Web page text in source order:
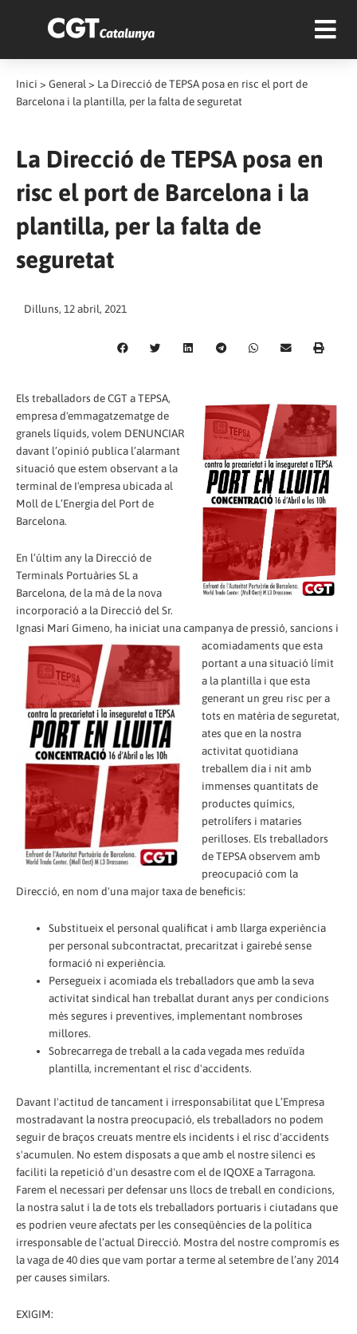
Inici > General > La Direcció de TEPSA posa en risc el port de
Barcelona i la plantilla, per la falta de seguretat
La Direcció de TEPSA posa en
risc el port de Barcelona i la
plantilla, per la falta de
seguretat
Dilluns, 12 abril, 2021
Els treballadors de CGT a TEPSA,
empresa d'emmagatzematge de
granels líquids, volem DENUNCIAR
davant l’opinió publica l’alarmant
situació que estem observant a la
terminal de I'empresa ubicada al
Moll de L’Energia del Port de
Barcelona.
En l’últim any la Direcció de
Terminals Portuàries SL a
Barcelona, de la mà de la nova
incorporació a la Direcció del Sr.
Ignasi Marí Gimeno, ha iniciat una campanya de pressió, sancions i
acomiadaments que esta
portant a una situació límit
a la plantilla i que esta
generant un greu risc per a
tots en matèria de seguretat,
ates que en la nostra
activitat quotidiana
treballem dia i nit amb
immenses quantitats de
productes químics,
petrolífers i mataries
perilloses. Els treballadors
de TEPSA observem amb
preocupació com la
Direcció, en nom d'una major taxa de beneficis:
Substitueix el personal qualificat i amb llarga experiència
per personal subcontractat, precaritzat i gairebé sense
formació ni experiència.
Persegueix i acomiada els treballadors que amb la seva
activitat sindical han treballat durant anys per condicions
més segures i preventives, implementant nombroses
millores.
Sobrecarrega de treball a la cada vegada mes reduïda
plantilla, incrementant el risc d'accidents.
Davant I'actitud de tancament i irresponsabilitat que L’Empresa
mostradavant la nostra preocupació, els treballadors no podem
seguir de braços creuats mentre els incidents i el risc d'accidents
s'acumulen. No estem disposats a que amb el nostre silenci es
faciliti la repetició d'un desastre com el de IQOXE a Tarragona.
Farem el necessari per defensar uns llocs de treball en condicions,
la nostra salut i la de tots els treballadors portuaris i ciutadans que
es podrien veure afectats per les conseqüències de la política
irresponsable de l’actual Direcció. Mostra del nostre compromís es
la vaga de 40 dies que vam portar a terme al setembre de l’any 2014
per causes similars.
EXIGIM: